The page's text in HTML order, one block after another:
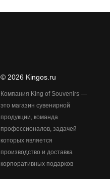
© 2026 Kingos.ru
Компания King of Souvenirs —
это магазин сувенирной
продукции, команда
профессионалов, задачей
которых является
производство и доставка
корпоративных подарков